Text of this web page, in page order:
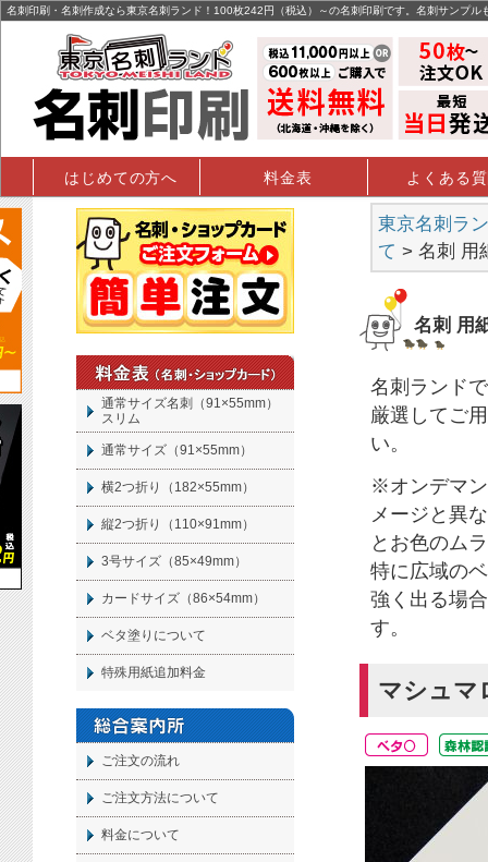
名刺印刷・名刺作成なら東京名刺ランド！100枚242円（税込）～の名刺印刷です。名刺サンプル
はじめての方へ 料金表 よくある
東京名刺ラ
て > 名刺 用
名刺 用
名刺 ランド
厳選してご
い。
※オンデマ
メージと異
とお色のム
特に広域の
強く出る場
す。
マシュマ
通常サイズ名刺（91×55mm）
スリム
通常サイズ（91×55mm）
横2つ折り（182×55mm）
縦2つ折り（110×91mm）
3号サイズ（85×49mm）
カードサイズ（86×54mm）
ベタ塗りについて
特殊用紙追加料金
ご注文の流れ
ご注文方法について
料金について